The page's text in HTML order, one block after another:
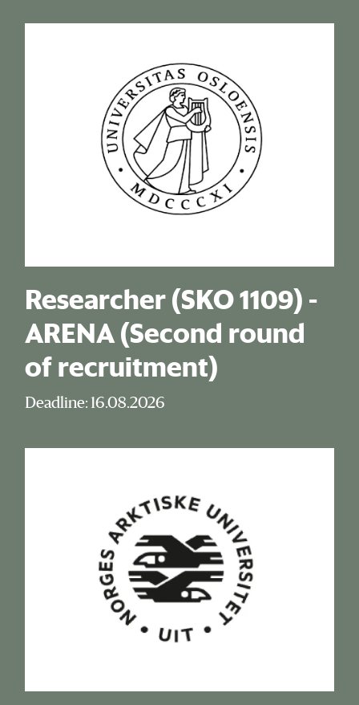
Researcher (SKO 1109) -
ARENA (Second round
of recruitment)
Deadline: 16.08.2026